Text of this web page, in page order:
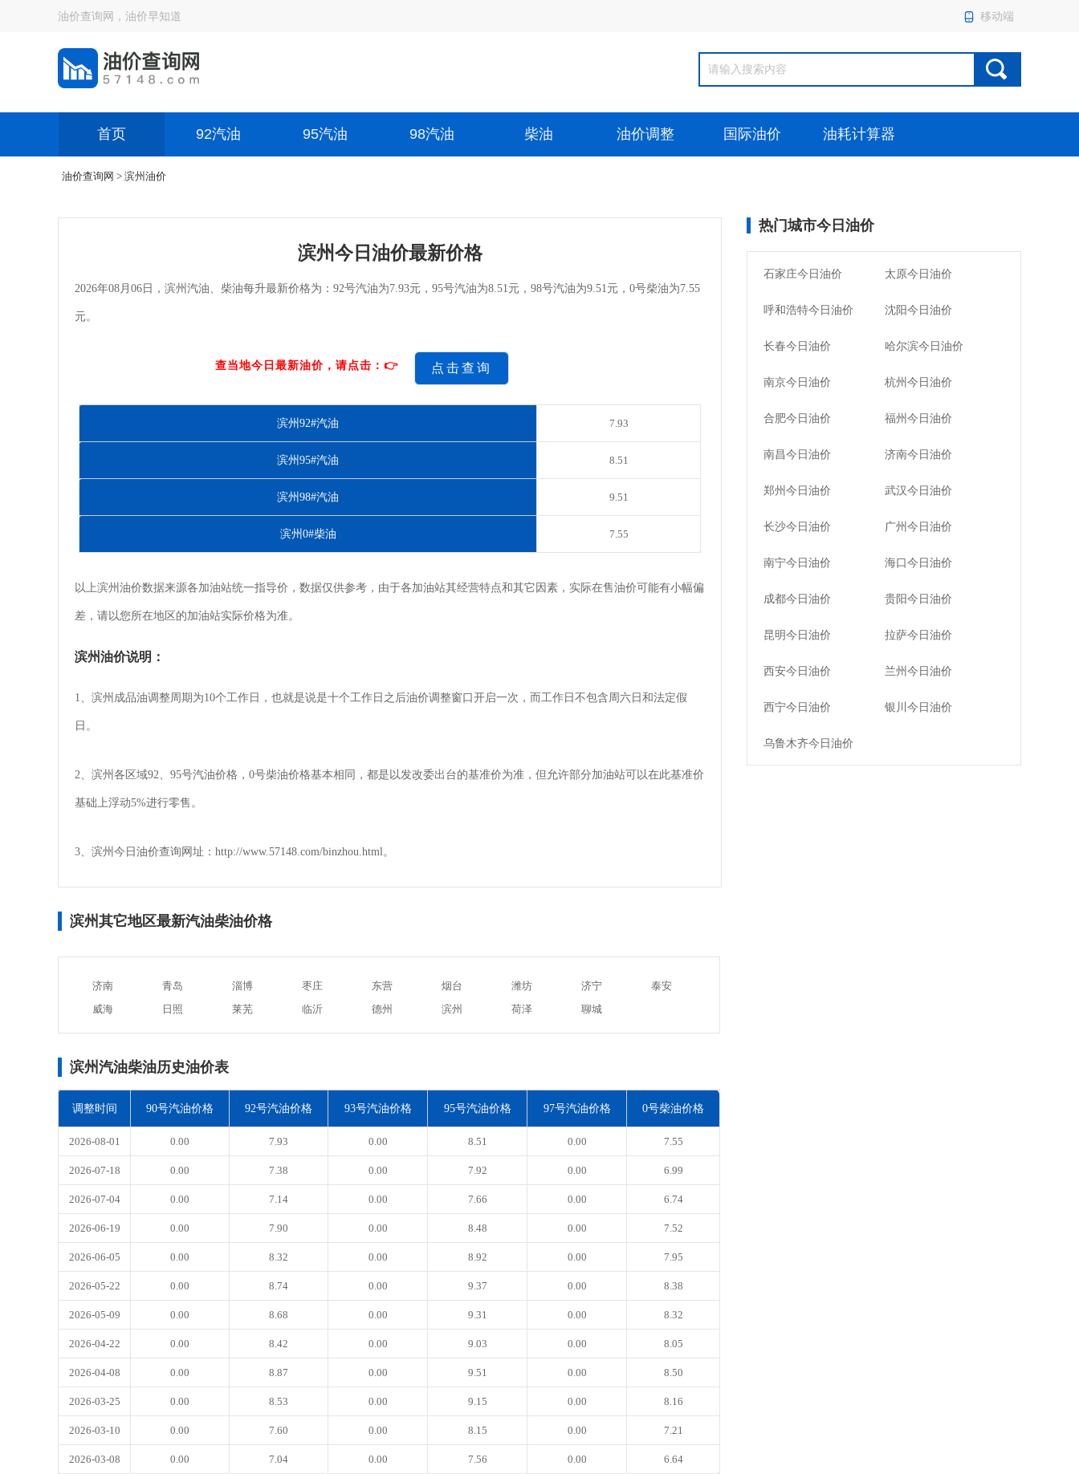
油价查询网，油价早知道 移动端
首页 92汽油 95汽油 98汽油 柴油 油价调整 国际油价 油耗计算器
油价查询网 > 滨州油价
滨州今日油价最新价格
2026年08月06日，滨州汽油、柴油每升最新价格为：92号汽油为7.93元，95号汽油为8.51元，98号汽油为9.51元，0号柴油为7.55
元。
查当地今日最新油价，请点击：👉 点击查询
滨州92#汽油 7.93
滨州95#汽油 8.51
滨州98#汽油 9.51
滨州0#柴油 7.55
以上滨州油价数据来源各加油站统一指导价，数据仅供参考，由于各加油站其经营特点和其它因素，实际在售油价可能有小幅偏
差，请以您所在地区的加油站实际价格为准。
滨州油价说明：
1、滨州成品油调整周期为10个工作日，也就是说是十个工作日之后油价调整窗口开启一次，而工作日不包含周六日和法定假
日。
2、滨州各区域92、95号汽油价格，0号柴油价格基本相同，都是以发改委出台的基准价为准，但允许部分加油站可以在此基准价
基础上浮动5%进行零售。
3、滨州今日油价查询网址：http://www.57148.com/binzhou.html。
滨州其它地区最新汽油柴油价格
济南 青岛 淄博 枣庄 东营 烟台 潍坊 济宁
泰安
威海
日照 莱芜 临沂 德州 滨州 荷泽 聊城
滨州汽油柴油历史油价表
调整时间 90号汽油价格 92号汽油价格 93号汽油价格 95号汽油价格 97号汽油价格 0号柴油价格
2026-08-01 0.00 7.93 0.00 8.51 0.00 7.55
2026-07-18 0.00 7.38 0.00 7.92 0.00 6.99
2026-07-04 0.00 7.14 0.00 7.66 0.00 6.74
2026-06-19 0.00 7.90 0.00 8.48 0.00 7.52
2026-06-05 0.00 8.32 0.00 8.92 0.00 7.95
2026-05-22 0.00 8.74 0.00 9.37 0.00 8.38
2026-05-09 0.00 8.68 0.00 9.31 0.00 8.32
2026-04-22 0.00 8.42 0.00 9.03 0.00 8.05
2026-04-08 0.00 8.87 0.00 9.51 0.00 8.50
2026-03-25 0.00 8.53 0.00 9.15 0.00 8.16
2026-03-10 0.00 7.60 0.00 8.15 0.00 7.21
2026-03-08 0.00 7.04 0.00 7.56 0.00 6.64
热门城市今日油价
石家庄今日油价 太原今日油价
呼和浩特今日油价 沈阳今日油价
长春今日油价 哈尔滨今日油价
南京今日油价 杭州今日油价
合肥今日油价 福州今日油价
南昌今日油价 济南今日油价
郑州今日油价 武汉今日油价
长沙今日油价 广州今日油价
南宁今日油价 海口今日油价
成都今日油价 贵阳今日油价
昆明今日油价 拉萨今日油价
西安今日油价 兰州今日油价
西宁今日油价 银川今日油价
乌鲁木齐今日油价